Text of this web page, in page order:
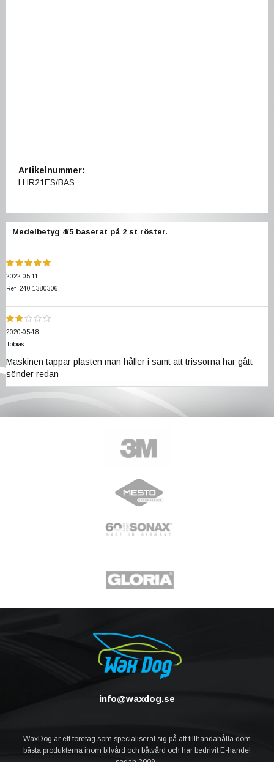
Artikelnummer:
LHR21ES/BAS
Medelbetyg 4/5 baserat på 2 st röster.
2022-05-11
Ref: 240-1380306
2020-05-18
Tobias
Maskinen tappar plasten man håller i samt att trissorna har gått
sönder redan
info@waxdog.se
WaxDog är ett företag som specialiserat sig på att tillhandahålla dom
bästa produkterna inom bilvård och båtvård och har bedrivit E-handel